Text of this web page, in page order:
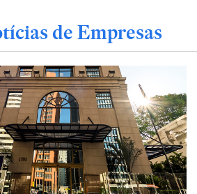
de Empresas